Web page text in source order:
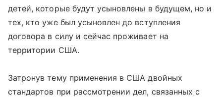
детей, которые будут усыновлены в будущем, но и
тех, кто уже был усыновлен до вступления
договора в силу и сейчас проживает на
территории США.
Затронув тему применения в США двойных
стандартов при рассмотрении дел, связанных с